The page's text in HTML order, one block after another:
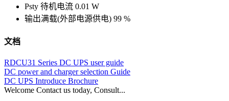
Psty 待机电流 0.01 W
输出满载(外部电源供电) 99 %
文档
RDCU31 Series DC UPS user guide
DC power and charger selection Guide
DC UPS Introduce Brochure
Welcome Contact us today, Consult...